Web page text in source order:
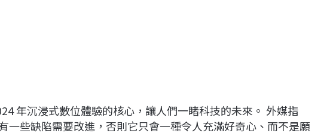
年沉浸式數位體驗的核心，讓人們一睹科技的未來。 外媒指
一些缺陷需要改進，否則它只會一種令人充滿好奇心、而不是願